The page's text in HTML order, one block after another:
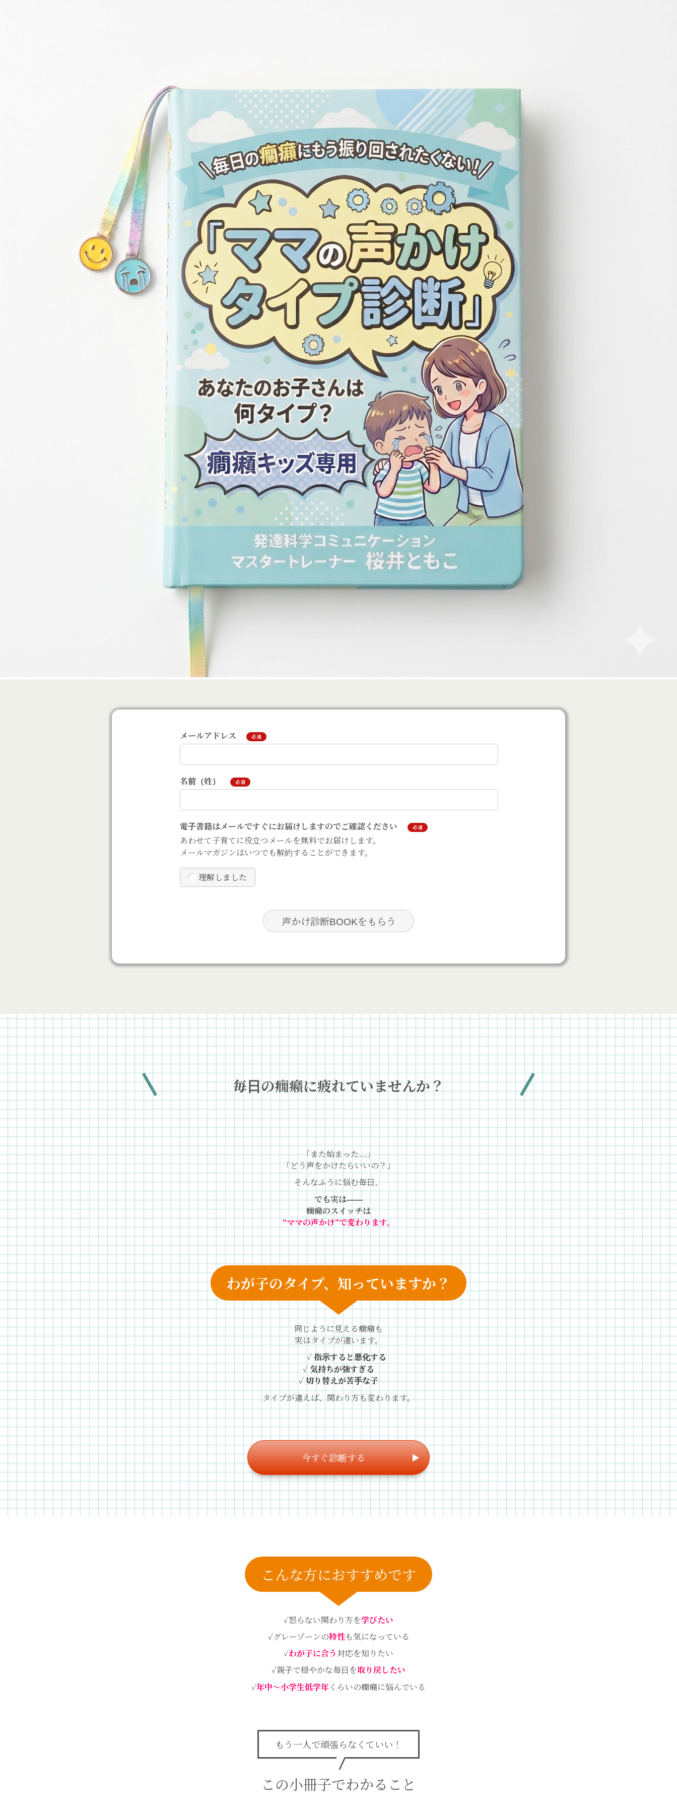
メールアドレス 必須
名前（姓） 必須
電子書籍はメールですぐにお届けしますのでご確認ください 必須
あわせて子育てに役立つメールを無料でお届けします。
メールマガジンはいつでも解約することができます。
理解しました
毎日の癇癪に疲れていませんか？
「また始まった…」
「どう声をかけたらいいの？」
そんなふうに悩む毎日。
でも実は——
癇癪のスイッチは
“ママの声かけ”で変わります。
わが子のタイプ、知っていますか？
同じように見える癇癪も
実はタイプが違います。
✓指示すると悪化する
✓ 気持ちが強すぎる
✓切り替えが苦手な子
タイプが違えば、関わり方も変わります。
今すぐ診断する
こんな方におすすめです
✓怒らない関わり方を学びたい
✓グレーゾーンの特性も気になっている
✓わが子に合う 対応を知りたい
✓親子で穏やかな毎日を取り戻したい
✓年中～小学生低学年 くらいの癇癪に悩んでいる
もう一人で頑張らなくていい！
この小冊子でわかること